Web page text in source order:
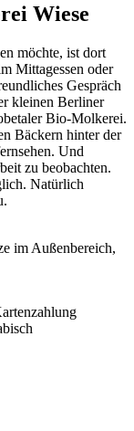
Wiese
möchte, ist dort
Mittagessen oder
Gespräch
kleinen Berliner
Bio-Molkerei.
Bäckern hinter der
Und
zu beobachten.
Natürlich
im Außenbereich,